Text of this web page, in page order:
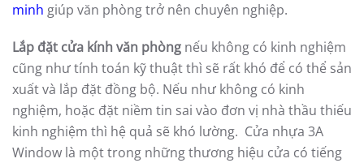
minh giúp văn phòng trở nên chuyên nghiệp.
Lắp đặt cửa kính văn phòng nếu không có kinh nghiệm
cũng như tính toán kỹ thuật thì sẽ rất khó để có thể sản
xuất và lắp đặt đồng bộ. Nếu như không có kinh
nghiệm, hoặc đặt niềm tin sai vào đơn vị nhà thầu thiếu
kinh nghiệm thì hệ quả sẽ khó lường. Cửa nhựa 3A
Window là một trong những thương hiệu cửa có tiếng